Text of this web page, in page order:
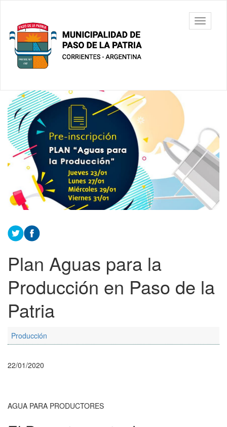
contenido
principal
Municipalidad
de Paso De
La Patria
barra
Contenido
principal
Plan Aguas para la
Producción en Paso de la
Patria
Producción
22/01/2020
AGUA PARA PRODUCTORES